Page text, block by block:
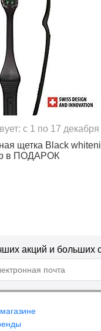
с 1 по 17 декабря
щетка Black
в ПОДАРОК
акций и больших